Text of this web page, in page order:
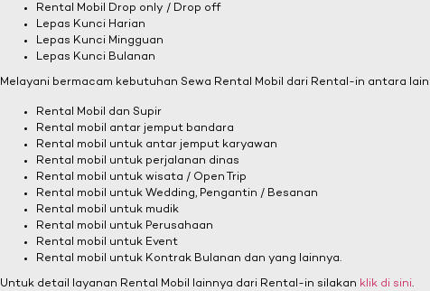
Rental Mobil Drop only / Drop off
Lepas Kunci Harian
Lepas Kunci Mingguan
Lepas Kunci Bulanan
Melayani bermacam kebutuhan Sewa Rental Mobil dari Rental-in antara lain
Rental Mobil dan Supir
Rental mobil antar jemput bandara
Rental mobil untuk antar jemput karyawan
Rental mobil untuk perjalanan dinas
Rental mobil untuk wisata / Open Trip
Rental mobil untuk Wedding, Pengantin / Besanan
Rental mobil untuk mudik
Rental mobil untuk Perusahaan
Rental mobil untuk Event
Rental mobil untuk Kontrak Bulanan dan yang lainnya.
Untuk detail layanan Rental Mobil lainnya dari Rental-in silakan klik di sini.